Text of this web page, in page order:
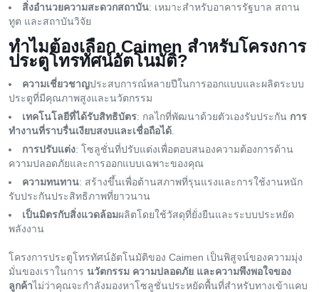
สิ่งอำนวยความสะดวกสถาบัน: เหมาะสำหรับอาคารรัฐบาล สถาน
ทูต และสถาบันวิจัย
ทำไมต้องเลือก Caimen สำหรับโครงการ
ประตูโทรทัศน์อัตโนมัติ?
ความเชี่ยวชาญประสบการณ์หลายปีในการออกแบบและผลิตระบบ
ประตูที่มีคุณภาพสูงและนวัตกรรม
เทคโนโลยีที่ได้รับสิทธิบัตร: กลไกที่พัฒนาด้วยตัวเองรับประกัน การ
ทำงานที่ราบรื่นเงียบสงบและเชื่อถือได้
การปรับแต่ง: โซลูชั่นที่ปรับแต่งเพื่อตอบสนองความต้องการด้าน
ความปลอดภัยและการออกแบบเฉพาะของคุณ
ความทนทาน: สร้างขึ้นเพื่อต้านสภาพที่รุนแรงและการใช้งานหนัก
รับประกันประสิทธิภาพที่ยาวนาน
เป็นมิตรกับสิ่งแวดล้อมผลิตโดยใช้วัสดุที่ยั่งยืนและระบบประหยัด
พลังงาน
โครงการประตูโทรทัศน์อัตโนมัติของ Caimen เป็นพิสูจน์ของความมุ่ง
มั่นของเราในการ นวัตกรรม ความปลอดภัย และความพึงพอใจของ
ลูกค้าไม่ว่าคุณจะกำลังมองหาโซลูชั่นประหยัดพื้นที่สําหรับทางเข้าแคบ